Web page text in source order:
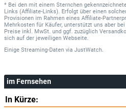
* Bei den mit einem Sternchen
Links (Affiliate-Links). Erfolgt über einen
Provisionen im Rahmen eines Affiliate-
Mehrkosten für Käufer, unterstützt uns aber
Preise inkl. MwSt. und ggf. zuzüglich
sich auf der jeweiligen Webseite.
Einige Streaming-Daten via JustWatch.
im Fernsehen
In Kürze: